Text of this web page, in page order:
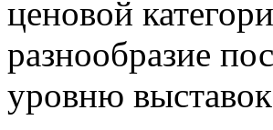
ценовой
разнообразие
уровню